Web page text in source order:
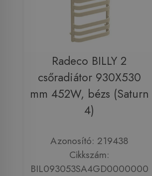
Radeco BILLY 2
csőradiátor 930X530
mm 452W, bézs (Saturn
4)
Azonosító: 219438
Cikkszám:
BIL093053SA4GD0000000